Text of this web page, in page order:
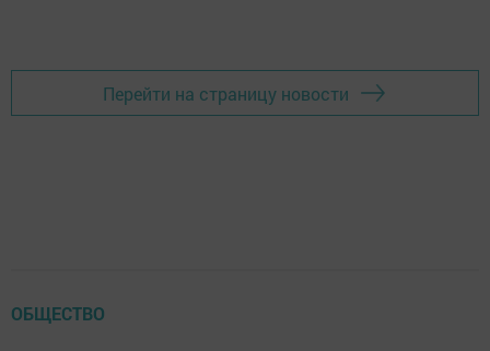
Перейти на страницу новости
ОБЩЕСТВО